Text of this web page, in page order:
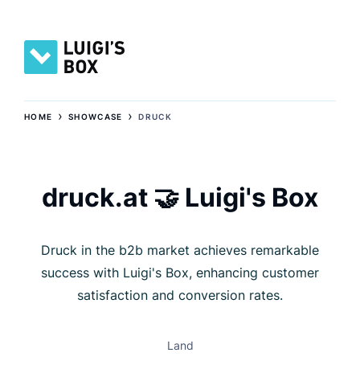
HOME ›SHOWCASE ›DRUCK
druck.at 🤝 Luigi's Box
Druck in the b2b market achieves remarkable
success with Luigi's Box, enhancing customer
satisfaction and conversion rates.
Land